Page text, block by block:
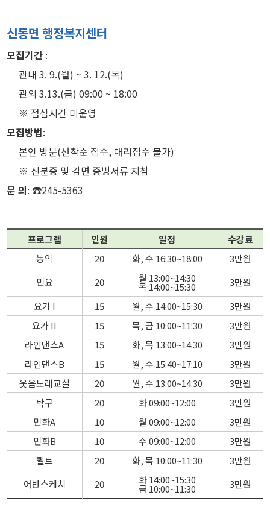
신동면 행정복지센터
모집기간 :
관내 3. 9.(월) ~ 3. 12.(목)
관외 3.13.(금) 09:00 ~ 18:00
※ 점심시간 미운영
모집방법:
본인 방문(선착순 접수, 대리접수 불가)
※ 신분증 및 감면 증빙서류 지참
문 의: ☎245-5363
프로그램 인원 일정
수강료
농악
20 화, 수 16:30~18:00
3만원
민요
20 월 13:00~14:30
목 14:00~15:30
3만원
요가 I
15 월, 수 14:00~15:30
3만원
요가 II
15 목, 금 10:00~11:30
3만원
라인댄스A
15 화, 목 13:00~14:30
3만원
라인댄스B
15 월, 수 15:40~17:10
3만원
웃음노래교실
20 월, 수 13:00~14:30
3만원
탁구
20 화 09:00~12:00
3만원
민화A
10 월 09:00~12:00
3만원
민화B
10 수 09:00~12:00
3만원
퀼트
20 화, 목 10:00~11:30
3만원
어반스케치
20 화 14:00~15:30
금 10:00~11:30 3만원